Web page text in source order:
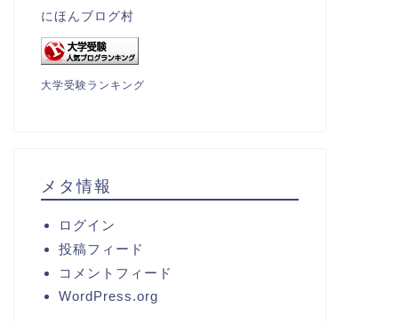
にほんブログ村
大学受験ランキング
メタ情報
ログイン
投稿フィード
コメントフィード
WordPress.org